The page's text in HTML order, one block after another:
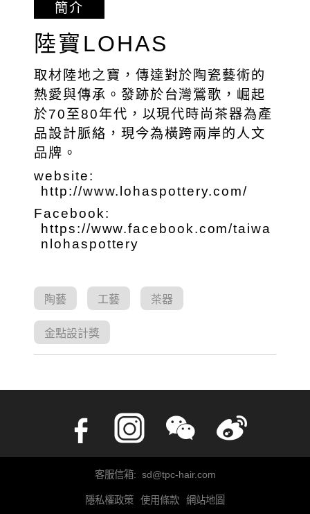
簡介
陸寶LOHAS
取材陸地之寶，傳達對於陶瓷藝術的
熱愛與傳承。發跡於台灣鶯歌，崛起
於70至80年代，以現代時尚茶器為產
品設計脈絡，現今為橫跨兩岸的人文
品牌。
website:
http://www.lohaspottery.com/
Facebook:
https://www.facebook.com/taiwa
nlohaspottery
陶藝 工藝 茶器
金點設計獎
客服信箱: sd@tpc-hair.com
隱私權政策 使用條款 網站地圖